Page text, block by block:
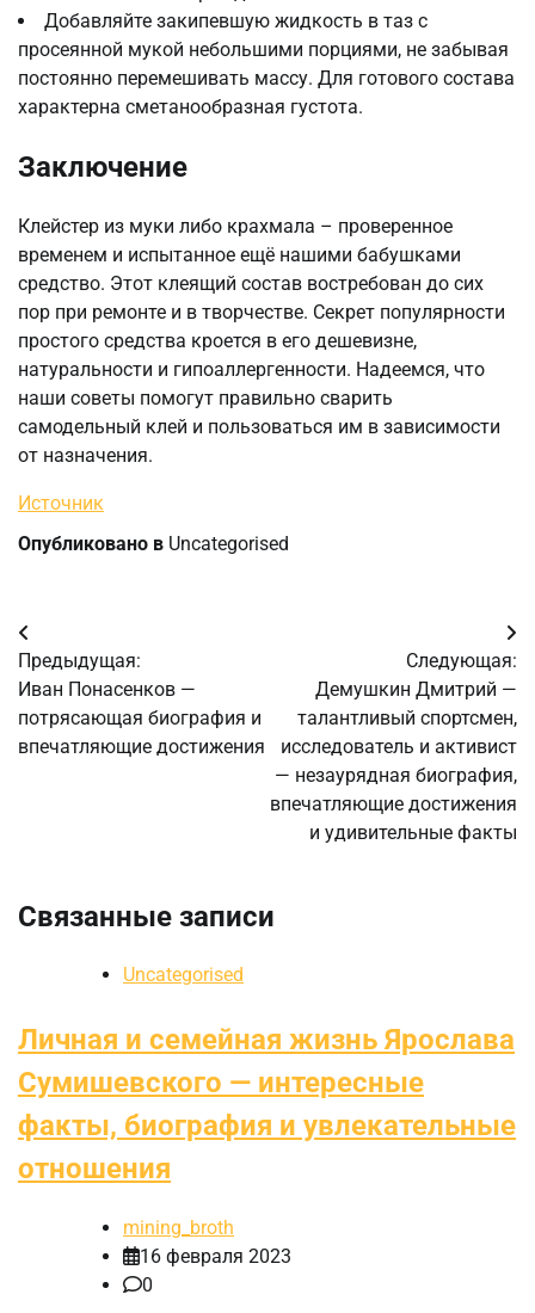
Добавляйте закипевшую жидкость в таз с
просеянной мукой небольшими порциями, не забывая
постоянно перемешивать массу. Для готового состава
характерна сметанообразная густота.
Заключение
Клейстер из муки либо крахмала – проверенное
временем и испытанное ещё нашими бабушками
средство. Этот клеящий состав востребован до сих
пор при ремонте и в творчестве. Секрет популярности
простого средства кроется в его дешевизне,
натуральности и гипоаллергенности. Надеемся, что
наши советы помогут правильно сварить
самодельный клей и пользоваться им в зависимости
от назначения.
Источник
Опубликовано в Uncategorised
Навигация
по
записям
Предыдущая:
Иван Понасенков —
потрясающая биография и
впечатляющие достижения
Следующая:
Демушкин Дмитрий —
талантливый спортсмен,
исследователь и активист
— незаурядная биография,
впечатляющие достижения
и удивительные факты
Связанные записи
Uncategorised
Личная и семейная жизнь Ярослава
Сумишевского — интересные
факты, биография и увлекательные
отношения
mining_broth
16 февраля 2023
0